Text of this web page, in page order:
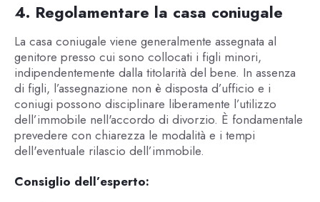
4. Regolamentare la casa coniugale
La casa coniugale viene generalmente assegnata al
genitore presso cui sono collocati i figli minori,
indipendentemente dalla titolarità del bene. In assenza
di figli, l’assegnazione non è disposta d’ufficio e i
coniugi possono disciplinare liberamente l’utilizzo
dell’immobile nell'accordo di divorzio. È fondamentale
prevedere con chiarezza le modalità e i tempi
dell'eventuale rilascio dell’immobile.
Consiglio dell’esperto: